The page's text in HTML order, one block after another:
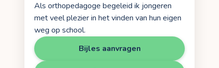
Als orthopedagoge begeleid ik jongeren
met veel plezier in het vinden van hun eigen
weg op school.
Bijles aanvragen